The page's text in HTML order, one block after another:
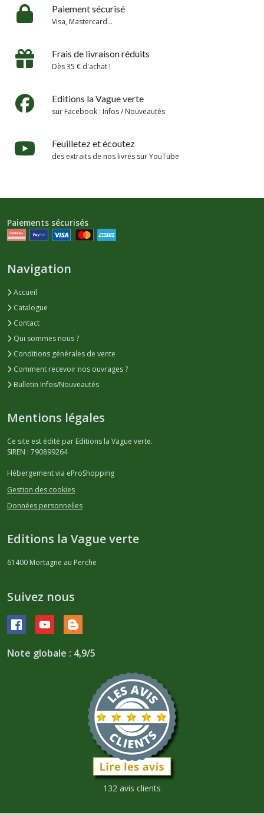
Paiement sécurisé
Visa, Mastercard...
Frais de livraison réduits
Dès 35 € d'achat !
Editions la Vague verte
sur Facebook : Infos / Nouveautés
Feuilletez et écoutez
des extraits de nos livres sur YouTube
Paiements sécurisés
Navigation
Accueil
Catalogue
Contact
Qui sommes nous ?
Conditions générales de vente
Comment recevoir nos ouvrages ?
Bulletin Infos/Nouveautés
Mentions légales
Ce site est édité par Editions la Vague verte.
SIREN : 790899264
Hébergement via eProShopping
Gestion des cookies
Données personnelles
Editions la Vague verte
61400 Mortagne au Perche
Suivez nous
Note globale : 4,9/5
132 avis clients